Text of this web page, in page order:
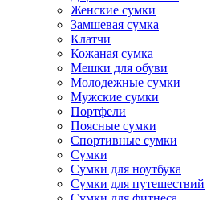
Женские сумки
Замшевая сумка
Клатчи
Кожаная сумка
Мешки для обуви
Молодежные сумки
Мужские сумки
Портфели
Поясные сумки
Спортивные сумки
Сумки
Сумки для ноутбука
Сумки для путешествий